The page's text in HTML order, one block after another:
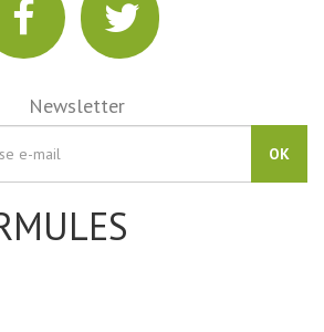
Newsletter
OK